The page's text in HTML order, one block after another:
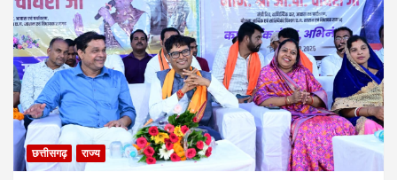
छत्तीसगढ़ राज्य